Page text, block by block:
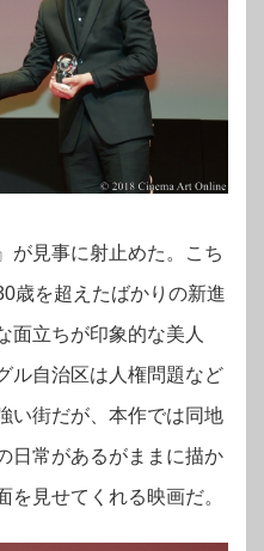
が見事に射止めた。こち
歳を超えたばかりの新進
面立ちが印象的な美人
ル自治区は人権問題など
い街だが、本作では同地
日常があるがままに描か
を見せてくれる映画だ。